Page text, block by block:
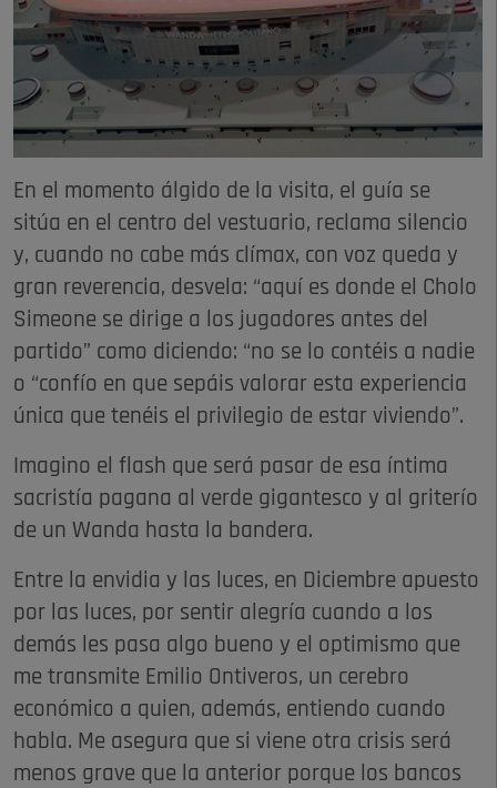
En el momento álgido de la visita, el guía se
sitúa en el centro del vestuario, reclama silencio
y, cuando no cabe más clímax, con voz queda y
gran reverencia, desvela: “aquí es donde el Cholo
Simeone se dirige a los jugadores antes del
partido” como diciendo: “no se lo contéis a nadie
o “confío en que sepáis valorar esta experiencia
única que tenéis el privilegio de estar viviendo”.
Imagino el flash que será pasar de esa íntima
sacristía pagana al verde gigantesco y al griterío
de un Wanda hasta la bandera.
Entre la envidia y las luces, en Diciembre apuesto
por las luces, por sentir alegría cuando a los
demás les pasa algo bueno y el optimismo que
me transmite Emilio Ontiveros, un cerebro
económico a quien, además, entiendo cuando
habla. Me asegura que si viene otra crisis será
menos grave que la anterior porque los bancos